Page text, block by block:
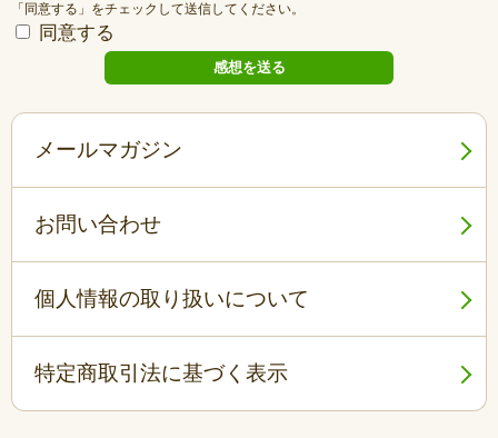
「同意する」をチェックして送信してください。
同意する
メールマガジン
お問い合わせ
個人情報の取り扱いについて
特定商取引法に基づく表示